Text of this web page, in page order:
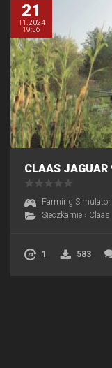
21
11.2024
19:56
CLAAS
Farming Simulator
Sieczkarnie › Claas
1 583